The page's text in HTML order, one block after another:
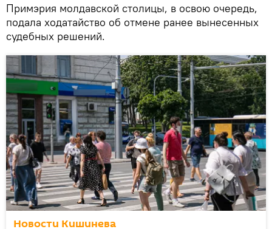
Примэрия молдавской столицы, в освою очередь,
подала ходатайство об отмене ранее вынесенных
судебных решений.
Новости Кишинева